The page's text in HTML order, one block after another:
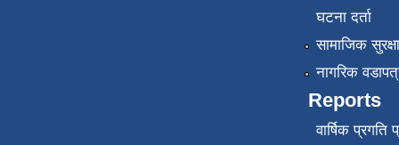
घटना दर्ता
सामाजिक सुरक्षा
नागरिक
Reports
वार्षिक प्रगति